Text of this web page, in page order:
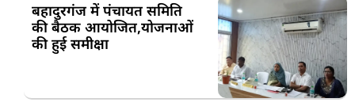
बहादुरगंज में पंचायत समिति
की बैठक आयोजित,योजनाओं
की हुई समीक्षा